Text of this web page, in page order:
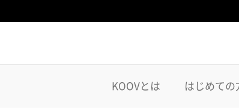
KOOVとは はじめての